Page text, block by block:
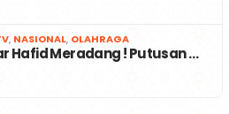
, NASIONAL, OLAHRAGA
Hafid Meradang ! Putusan …